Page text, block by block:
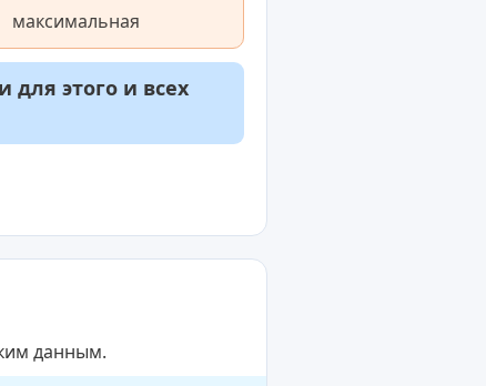
максимальная
этого и всех
данным.